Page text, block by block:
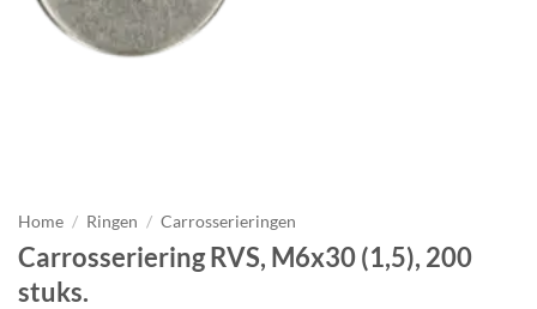
Home / Ringen / Carrosserieringen
Carrosseriering RVS, M6x30 (1,5), 200
stuks.